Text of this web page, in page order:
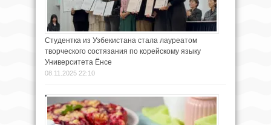
Студентка из Узбекистана стала лауреатом
творческого состязания по корейскому языку
Университета Ёнсе
08.11.2025 22:10